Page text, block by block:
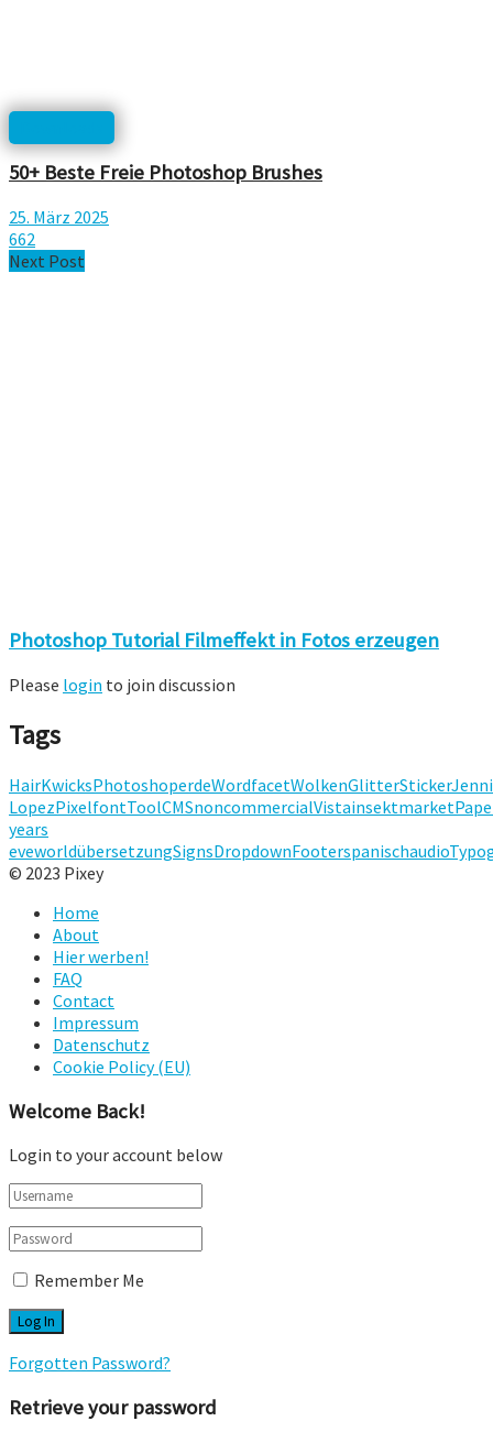
50+ Beste Freie Photoshop Brushes
25. März 2025
662
Next Post
Photoshop Tutorial Filmeffekt in Fotos erzeugen
Please login to join discussion
Tags
HairKwicksPhotoshoperdeWordfacetWolkenGlitterSticker
LopezPixelfontToolCMSnoncommercialVistainsektmarket
years
eveworldübersetzungSignsDropdownFooterspanischaudio
© 2023 Pixey
Home
About
Hier werben!
FAQ
Contact
Impressum
Datenschutz
Cookie Policy (EU)
Welcome Back!
Login to your account below
Remember Me
Forgotten Password?
Retrieve your password